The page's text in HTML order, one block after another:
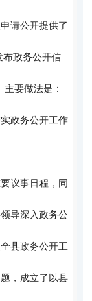
请公开提供了
布政务公开信
要做法是：
政务公开工作
议事日程，同
导深入政务公
县政务公开工
，成立了以县